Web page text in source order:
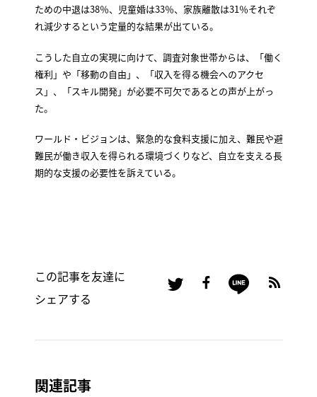
ための中退は38％、児童婚は33％、家族離散は31％それぞ
れ減少するという定量的な結果が出ている。
こうした自立の実現に向けて、調査対象世帯からは、「働く
権利」や「移動の自由」、「収入を得る機会へのアクセ
ス」、「スキル開発」が必要不可欠であるとの声が上がっ
た。
ワールド・ビジョンは、緊急的な食料支援に加え、難民や避
難民が働き収入を得られる環境づくりなど、自立を支える長
期的な支援の必要性を訴えている。
この記事を友達に
シェアする
関連記事